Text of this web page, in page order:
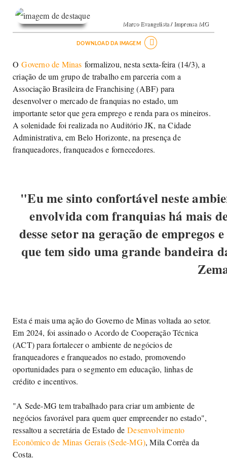
Marco Evangelista / Imprensa MG
DOWNLOAD DA IMAGEM 
OGoverno de Minas formalizou, nesta sexta-feira (14/3), a
criação de um grupo de trabalho em parceria com a
Associação Brasileira de Franchising (ABF) para
desenvolver o mercado de franquias no estado, um
importante setor que gera emprego e renda para os mineiros.
A solenidade foi realizada no Auditório JK, na Cidade
Administrativa, em Belo Horizonte, na presença de
franqueadores, franqueados e fornecedores.
"Eu me sinto confortável neste
envolvida com franquias há mais
desse setor na geração de empregos
que tem sido uma grande bandeira
Esta é mais uma ação do Governo de Minas voltada ao setor.
Em 2024, foi assinado o Acordo de Cooperação Técnica
(ACT) para fortalecer o ambiente de negócios de
franqueadores e franqueados no estado, promovendo
oportunidades para o segmento em educação, linhas de
crédito e incentivos.
"A Sede-MG tem trabalhado para criar um ambiente de
negócios favorável para quem quer empreender no estado",
ressaltou a secretária de Estado deDesenvolvimento
Econômico de Minas Gerais (Sede-MG), Mila Corrêa da
Costa.